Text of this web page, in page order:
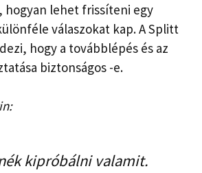
lehet frissíteni egy
válaszokat kap. A Splitt
hogy a továbblépés és az
biztonságos -e.
kipróbálni valamit.